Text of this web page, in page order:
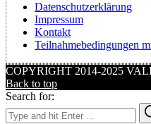
Datenschutzerklärung
Impressum
Kontakt
Teilnahmebedingungen
COPYRIGHT 2014-2025
Back to top
Search for: